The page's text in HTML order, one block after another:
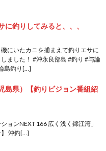
に釣りしてみると、、、
にいたカニを捕まえて釣りエサに
ました！ #沖永良部島 #釣り #与論
島釣り[…]
島県）【釣りビジョン番組紹
ョンNEXT 166 広く浅く錦江湾」
】 沖釣[…]